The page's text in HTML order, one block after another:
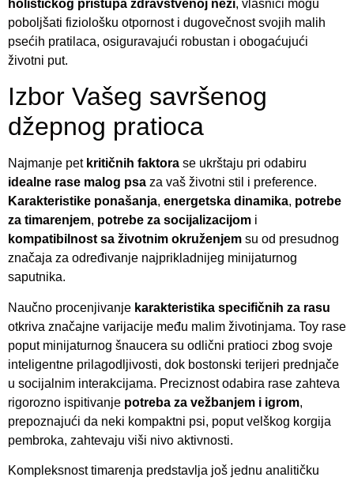
holističkog pristupa zdravstvenoj nezi, vlasnici mogu
poboljšati fiziološku otpornost i dugovečnost svojih malih
psećih pratilaca, osiguravajući robustan i obogaćujući
životni put.
Izbor Vašeg savršenog
džepnog pratioca
Najmanje pet kritičnih faktora se ukrštaju pri odabiru
idealne rase malog psa za vaš životni stil i preference.
Karakteristike ponašanja, energetska dinamika, potrebe
za timarenjem, potrebe za socijalizacijom i
kompatibilnost sa životnim okruženjem su od presudnog
značaja za određivanje najprikladnijeg minijaturnog
saputnika.
Naučno procenjivanje karakteristika specifičnih za rasu
otkriva značajne varijacije među malim životinjama. Toy rase
poput minijaturnog šnaucera su odlični pratioci zbog svoje
inteligentne prilagodljivosti, dok bostonski terijeri prednjače
u socijalnim interakcijama. Preciznost odabira rase zahteva
rigorozno ispitivanje potreba za vežbanjem i igrom,
prepoznajući da neki kompaktni psi, poput velškog korgija
pembroka, zahtevaju viši nivo aktivnosti.
Kompleksnost timarenja predstavlja još jednu analitičku